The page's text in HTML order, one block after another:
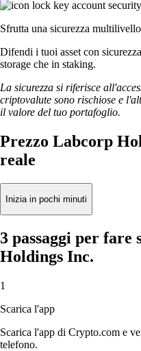
Sfrutta una sicurezza multilivello
Difendi i tuoi asset con
storage che in staking.
La sicurezza si riferisce
criptovalute sono rischiose e
il valore del tuo portafoglio.
Prezzo Labcorp
reale
Inizia in pochi minuti
3 passaggi per
Holdings Inc.
1
Scarica l'app
Scarica l'app di Crypto.com e
telefono.